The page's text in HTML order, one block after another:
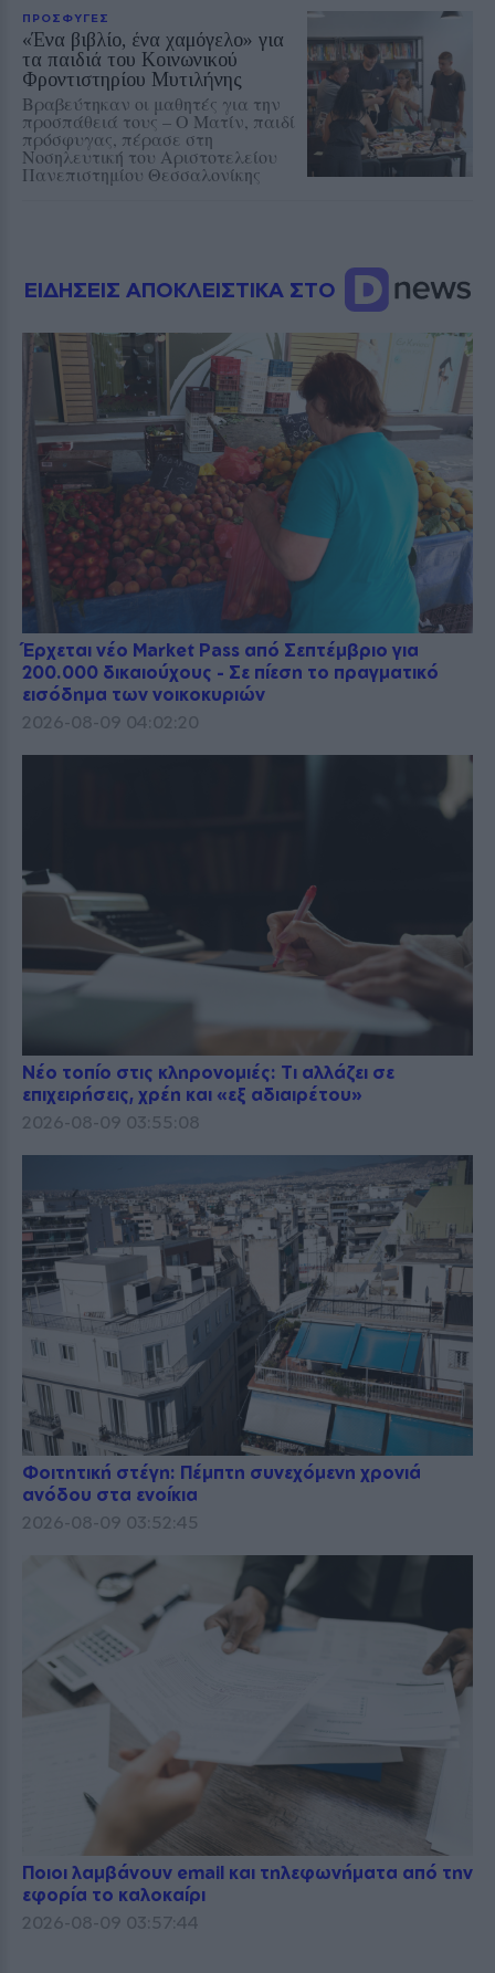
ΠΡΟΣΦΥΓΕΣ
«Ένα βιβλίο, ένα χαμόγελο» για
τα παιδιά του Κοινωνικού
Φροντιστηρίου Μυτιλήνης
Βραβεύτηκαν οι μαθητές για την
προσπάθειά τους – Ο Ματίν, παιδί
πρόσφυγας, πέρασε στη
Νοσηλευτική του Αριστοτελείου
Πανεπιστημίου Θεσσαλονίκης
ΕΙΔΗΣΕΙΣ ΑΠΟΚΛΕΙΣΤΙΚΑ ΣΤΟ
Έρχεται νέο Market Pass από Σεπτέμβριο για
200.000 δικαιούχους - Σε πίεση το πραγματικό
εισόδημα των νοικοκυριών
2026-08-09 04:02:20
Νέο τοπίο στις κληρονομιές: Τι αλλάζει σε
επιχειρήσεις, χρέη και «εξ αδιαιρέτου»
2026-08-09 03:55:08
Φοιτητική στέγη: Πέμπτη συνεχόμενη χρονιά
ανόδου στα ενοίκια
2026-08-09 03:52:45
Ποιοι λαμβάνουν email και τηλεφωνήματα από την
εφορία το καλοκαίρι
2026-08-09 03:57:44